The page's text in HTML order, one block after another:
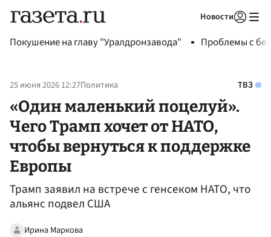
Новости
Покушение на главу "Уралдронзавода" Проблемы с
25 июня 2026 12:27Политика ТВЗ
«Один маленький поцелуй».
Чего Трамп хочет от НАТО,
чтобы вернуться к поддержке
Европы
Трамп заявил на встрече с генсеком НАТО, что
альянс подвел США
Ирина Маркова